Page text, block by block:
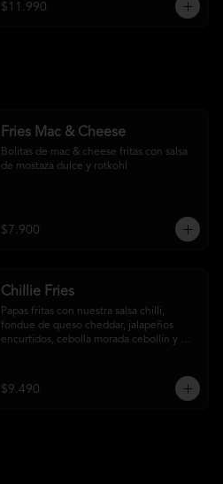
$11.990
Fries Mac & Cheese
Bolitas de mac & cheese fritas con salsa
de mostaza dulce y rotkohl
$7.900
Chillie Fries
Papas fritas con nuestra salsa chilli,
fondue de queso cheddar, jalapeños
encurtidos, cebolla morada cebollín y
$9.490